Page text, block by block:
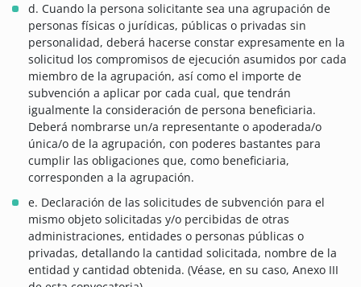
d. Cuando la persona solicitante sea una agrupación de
personas físicas o jurídicas, públicas o privadas sin
personalidad, deberá hacerse constar expresamente en la
solicitud los compromisos de ejecución asumidos por cada
miembro de la agrupación, así como el importe de
subvención a aplicar por cada cual, que tendrán
igualmente la consideración de persona beneficiaria.
Deberá nombrarse un/a representante o apoderada/o
única/o de la agrupación, con poderes bastantes para
cumplir las obligaciones que, como beneficiaria,
corresponden a la agrupación.
e. Declaración de las solicitudes de subvención para el
mismo objeto solicitadas y/o percibidas de otras
administraciones, entidades o personas públicas o
privadas, detallando la cantidad solicitada, nombre de la
entidad y cantidad obtenida. (Véase, en su caso, Anexo III